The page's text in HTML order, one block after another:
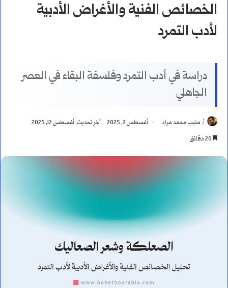
الخصائص الفنية والأغراض الأدبية
لأدب التمرد
دراسة في أدب التمرد وفلسفة البقاء في العصر
الجاهلي
أ. منيب محمد مراد أغسطس 2, 2025
آخر تحديث: أغسطس 12, 2025